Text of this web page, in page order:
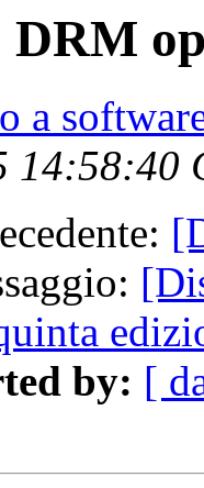
DRM
a
14:58:40
by: [